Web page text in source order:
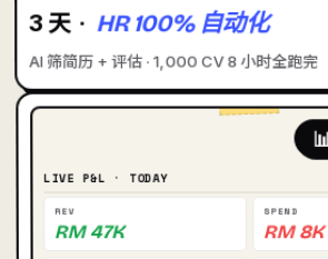
3 天 · HR 100% 自动化
AI 筛简历 + 评估 · 1,000 CV 8 小时全跑完
LIVE P&L · TODAY
REV
RM 47K
SPEND
RM 8K